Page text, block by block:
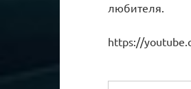
любителя.
https://